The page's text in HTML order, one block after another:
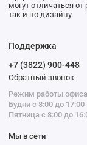
могут отличаться
так и по дизайну.
Поддержка
+7 (3822) 900-448
Обратный звонок
Режим работы офиса
Будни с 8:00 до 17:00
Пятница с 8:00 до
Мы в сети